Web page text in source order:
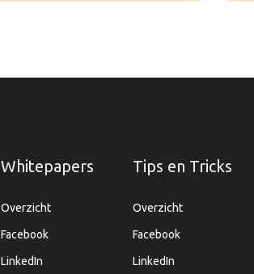
Whitepapers
Overzicht
Facebook
LinkedIn
Tips en Tricks
Overzicht
Facebook
LinkedIn